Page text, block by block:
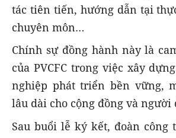
tác tiên tiến, hướng dẫn tại
chuyên môn…
Chính sự đồng hành này là
của PVCFC trong việc xây
nghiệp phát triển bền vững,
lâu dài cho cộng đồng và người
Sau buổi lễ ký kết, đoàn công